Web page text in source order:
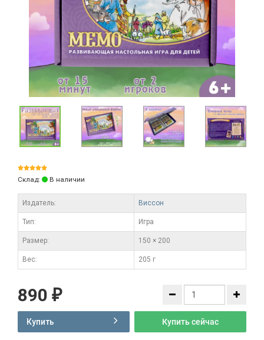
Склад: В наличии
Издатель: Виссон
Тип: Игра
Размер: 150 × 200
Вес: 205 г
890 ₽
Купить Купить сейчас